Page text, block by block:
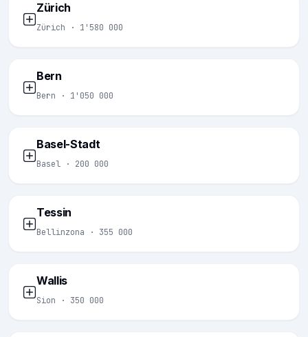
Zürich
Zürich · 1'580 000
Bern
Bern · 1'050 000
Basel-Stadt
Basel · 200 000
Tessin
Bellinzona · 355 000
Wallis
Sion · 350 000